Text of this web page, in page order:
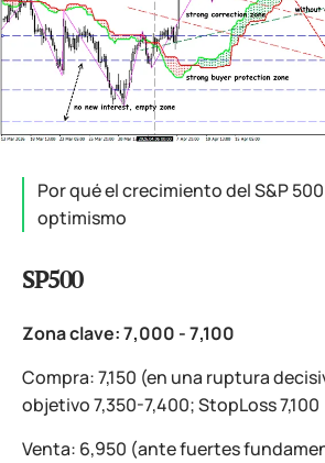
Por qué el crecimiento del S&P
optimismo
SP500
Zona clave: 7,000 - 7,100
Compra: 7,150 (en una ruptura
objetivo 7,350-7,400; StopLoss 7,100
Venta: 6,950 (ante fuertes